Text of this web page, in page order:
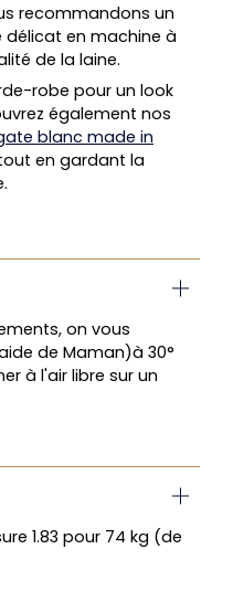
recommandons un
délicat en machine à
de la laine.
robe pour un look
également nos
blanc made in
en gardant la
on vous
de Maman)à 30°
à l'air libre sur un
1.83 pour 74 kg (de